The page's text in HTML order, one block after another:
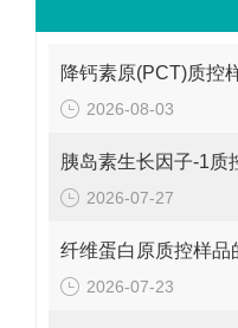
降钙素原(PCT)质控
2026-08-03
2026-07-27
2026-07-23